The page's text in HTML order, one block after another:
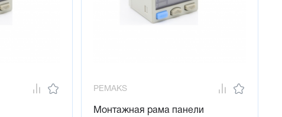
PEMAKS
Монтажная рама панели